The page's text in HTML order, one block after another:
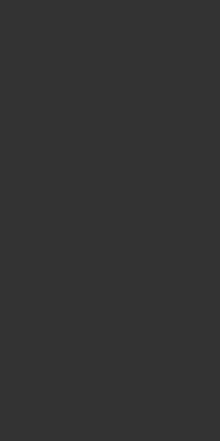
pótol. A kötet korszerű ismere-teket tartalmaz és
geriátriai szakvizsgára készülőknek, családorvosoknak és a
betegeink ellátásának javításában, a megfelelő szakmai
(Dr. Zöllei Magdolna)
kollégám teszi majd le a geriátria szakvizsgát, amihez
Geriátria tankönyv is rendelkezésre áll. Olyan
(Dr. Balogh Sándor)
1967 óta a Semmelweis Egyetem II. Sz. Belgyógyászati
Geriátriai Tanszéki Csoportját vezeti a geriátriai-
az Európai Hypertonia Társaság klinikai hypertonia
Intézet hypertonia-vese munkabizottságának titkára volt.
finanszírozási reformbizottság tagja, napjainkban a
a Magyar Nephrologiai Társaság, majd a Magyar